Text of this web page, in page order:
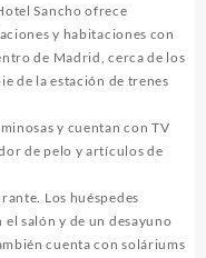
Sancho ofrece
y habitaciones con
de Madrid, cerca de los
de la estación de trenes
y cuentan con TV
de pelo y artículos de
Los huéspedes
salón y de un desayuno
cuenta con soláriums